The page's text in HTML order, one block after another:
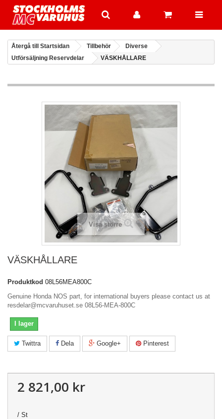
Återgå till Startsidan Tillbehör
Diverse
Utförsäljning Reservdelar
VÄSKHÅLLARE
Visa större
VÄSKHÅLLARE
Produktkod 08L56MEA800C
Genuine Honda NOS part, for international buyers please contact us at
resdelar@mcvaruhuset.se 08L56-MEA-800C
I lager
Twittra Dela Google+ Pinterest
2 821,00 kr
/ St